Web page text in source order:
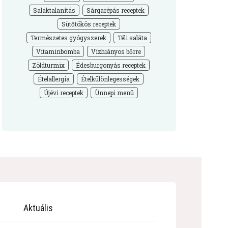
Salaktalanítás
Sárgarépás receptek
Sütőtökös receptek
Természetes gyógyszerek
Téli saláta
Vitaminbomba
Vízhiányos bőrre
Zöldturmix
Édesburgonyás receptek
Ételallergia
Ételkülönlegességek
Újévi receptek
Ünnepi menü
Aktuális